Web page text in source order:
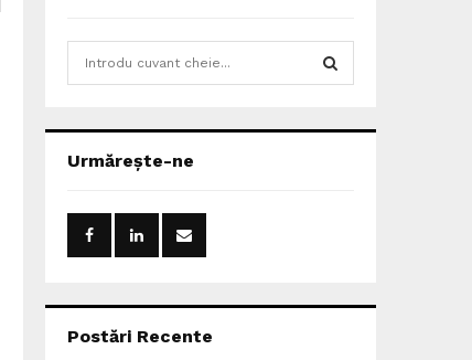
h
o
:
Urmărește-ne
Postări Recente